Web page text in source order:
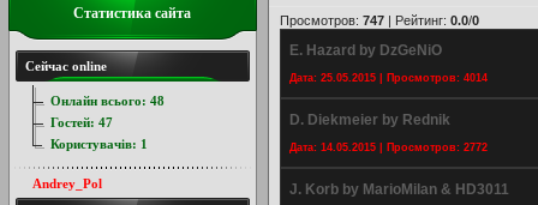
Просмотров: 747 | Рейтинг: 0.0/0
E. Hazard by DzGeNiO
Дата: 25.05.2015 | Просмотров: 4014
D. Diekmeier by Rednik
Дата: 14.05.2015 | Просмотров: 2772
J. Korb by MarioMilan & HD3011
Статистика сайта
Сейчас online
Онлайн всього: 48
Гостей: 47
Користувачів: 1
Andrey_Pol